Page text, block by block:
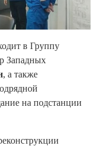
в Группу
Западных
, а также
на подстанции